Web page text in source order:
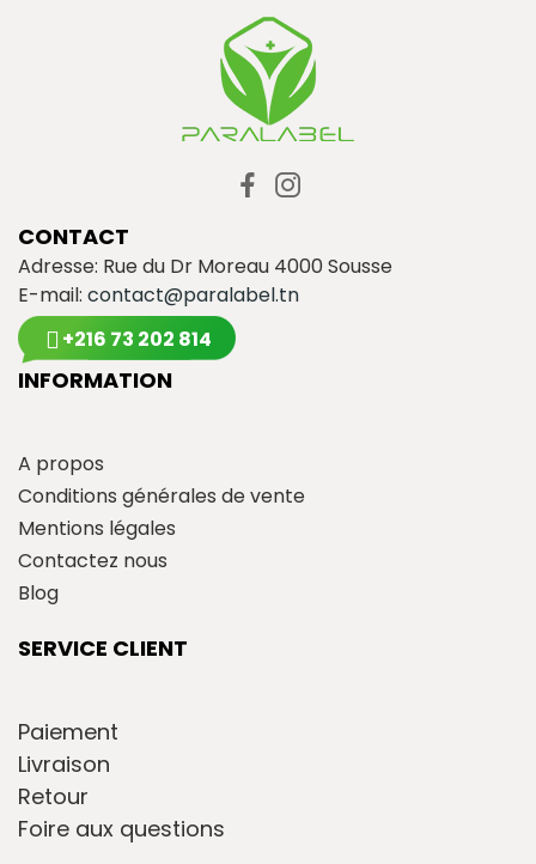
CONTACT
Adresse: Rue du Dr Moreau 4000 Sousse
E-mail: contact@paralabel.tn
+216 73 202 814
INFORMATION
A propos
Conditions générales de vente
Mentions légales
Contactez nous
Blog
SERVICE CLIENT
Paiement
Livraison
Retour
Foire aux questions